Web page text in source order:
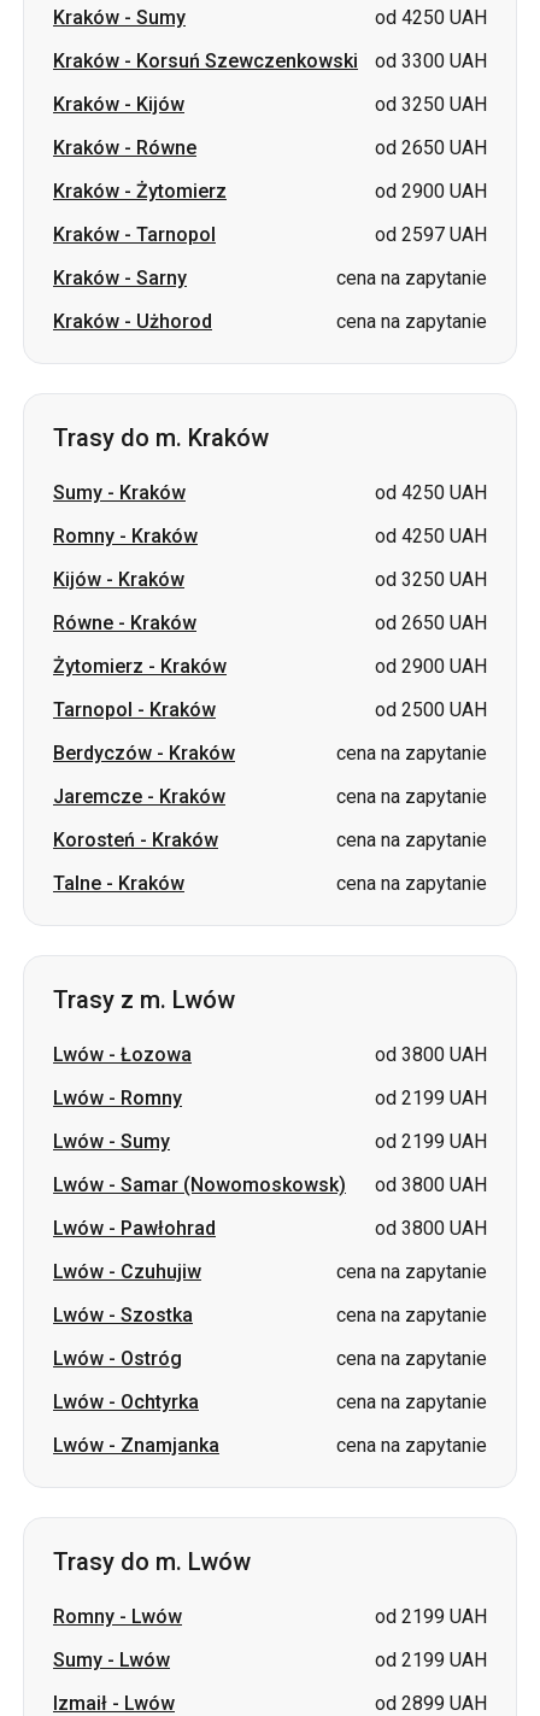
Kraków - Sumy
od 4250 UAH
Kraków - Korsuń Szewczenkowski
od 3300 UAH
Kraków - Kijów
od 3250 UAH
Kraków - Równe
od 2650 UAH
Kraków - Żytomierz
od 2900 UAH
Kraków - Tarnopol
od 2597 UAH
Kraków - Sarny
cena na zapytanie
Kraków - Użhorod cena na zapytanie
Trasy do m. Kraków
Sumy - Kraków
od 4250 UAH
Romny - Kraków
od 4250 UAH
Kijów - Kraków
od 3250 UAH
Równe - Kraków
od 2650 UAH
Żytomierz - Kraków
od 2900 UAH
Tarnopol - Kraków
od 2500 UAH
Berdyczów - Kraków
cena na zapytanie
Jaremcze - Kraków
cena na zapytanie
Korosteń - Kraków
cena na zapytanie
Talne - Kraków cena na zapytanie
Trasy z m. Lwów
Lwów - Łozowa
od 3800 UAH
Lwów - Romny
od 2199 UAH
Lwów - Sumy
od 2199 UAH
Lwów - Samar (Nowomoskowsk)
od 3800 UAH
Lwów - Pawłohrad
od 3800 UAH
Lwów - Czuhujiw
cena na zapytanie
Lwów - Szostka
cena na zapytanie
Lwów - Ostróg
cena na zapytanie
Lwów - Ochtyrka
cena na zapytanie
Lwów - Znamjanka cena na zapytanie
Trasy do m. Lwów
Romny - Lwów
od 2199 UAH
Sumy - Lwów
od 2199 UAH
Izmaił - Lwów
od 2899 UAH